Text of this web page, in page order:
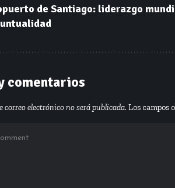
de Santiago: liderazgo
comentarios
correo electrónico no será publicada. Los campos